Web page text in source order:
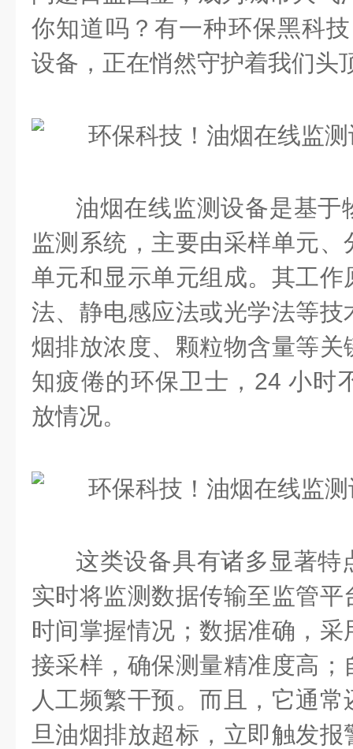
你知道吗？有一种环保黑科
设备，正在悄然守护着我们头
油烟在线监测设备是基于
监测系统，主要由采样单元
单元和显示单元组成。其工
法、静电感应法或光学法等
烟排放浓度、颗粒物含量等
知疲倦的环保卫士，24 小时
放情况。
这类设备具有诸多显著特
实时将监测数据传输至监管
时间掌握情况；数据准确，
接采样，确保测量精准度高
人工频繁干预。而且，它通
旦油烟排放超标，立即触发